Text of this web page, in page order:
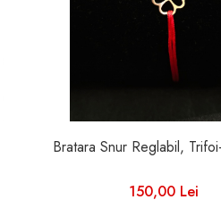
Bratara Snur Reglabil,
150,00 Lei